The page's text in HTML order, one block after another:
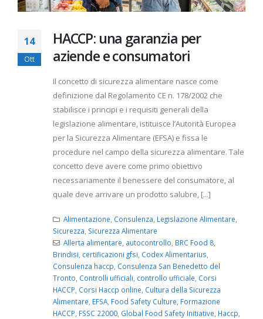
14
Ott
HACCP: una garanzia per
aziende e consumatori
Il concetto di sicurezza alimentare nasce come
definizione dal Regolamento CE n. 178/2002 che
stabilisce i principi e i requisiti generali della
legislazione alimentare, istituisce l’Autorità Europea
per la Sicurezza Alimentare (EFSA) e fissa le
procedure nel campo della sicurezza alimentare. Tale
concetto deve avere come primo obiettivo
necessariamente il benessere del consumatore, al
quale deve arrivare un prodotto salubre, [...]
Alimentazione Consulenza Legislazione Alimentare
Sicurezza Sicurezza Alimentare
Allerta alimentare autocontrollo BRC Food 8,
Brindisi certificazioni gfsi Codex Alimentarius
Consulenza haccp Consulenza San Benedetto del
Tronto Controlli ufficiali controllo ufficiale Corsi
HACCP Corsi Haccp online Cultura della Sicurezza
Alimentare EFSA Food Safety Culture Formazione
HACCP FSSC 22000 Global Food Safety Initiative Haccp